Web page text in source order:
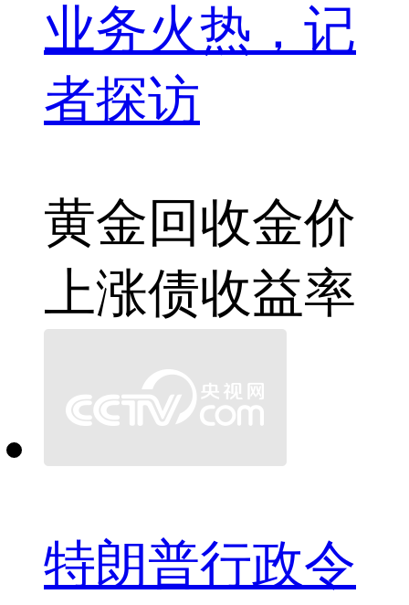
业务火热，记
者探访
黄金回收金价
上涨债收益率
特朗普行政令